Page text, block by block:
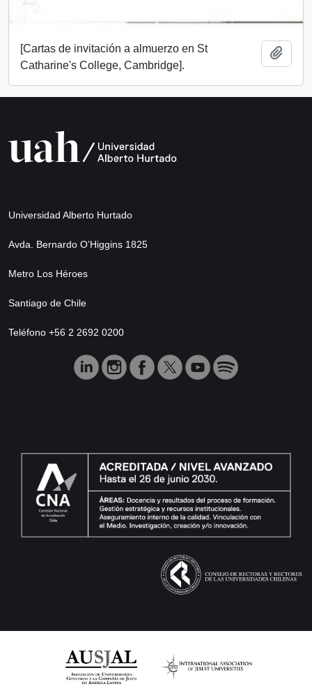
[Cartas de invitación a almuerzo en St
Catharine's College, Cambridge].
Universidad Alberto Hurtado
Avda. Bernardo O’Higgins 1825
Metro Los Héroes
Santiago de Chile
Teléfono +56 2 2692 0200